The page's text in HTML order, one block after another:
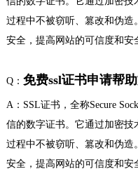
过程中不被窃听、篡改和伪造
安全，提高网站的可信度和安
Q： 免费ssl证书申请帮
A：SSL证书，全称Secure
信的数字证书。它通过加密
过程中不被窃听、篡改和伪造
安全，提高网站的可信度和安